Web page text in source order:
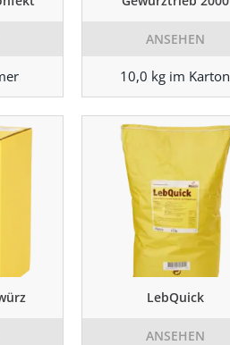
ANSEHEN
10,0 kg im Karton
LebQuick
ANSEHEN